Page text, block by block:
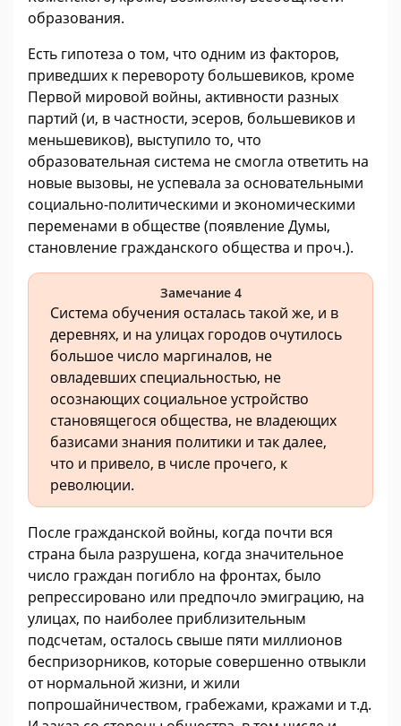
образования.
Есть гипотеза о том, что одним из факторов,
приведших к перевороту большевиков, кроме
Первой мировой войны, активности разных
партий (и, в частности, эсеров, большевиков и
меньшевиков), выступило то, что
образовательная система не смогла ответить на
новые вызовы, не успевала за основательными
социально-политическими и экономическими
переменами в обществе (появление Думы,
становление гражданского общества и проч.).
Замечание 4
Система обучения осталась такой же, и в
деревнях, и на улицах городов очутилось
большое число маргиналов, не
овладевших специальностью, не
осознающих социальное устройство
становящегося общества, не владеющих
базисами знания политики и так далее,
что и привело, в числе прочего, к
революции.
После гражданской войны, когда почти вся
страна была разрушена, когда значительное
число граждан погибло на фронтах, было
репрессировано или предпочло эмиграцию, на
улицах, по наиболее приблизительным
подсчетам, осталось свыше пяти миллионов
беспризорников, которые совершенно отвыкли
от нормальной жизни, и жили
попрошайничеством, грабежами, кражами и т.д.